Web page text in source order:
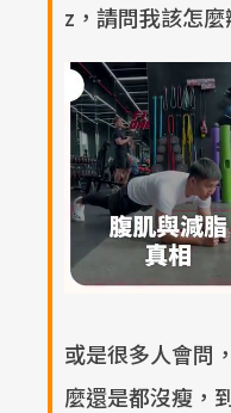
z，請問我該怎麼
或是很多人會問
麼還是都沒瘦，